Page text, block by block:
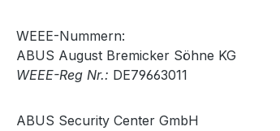
WEEE-Nummern:
ABUS August Bremicker Söhne KG
WEEE-Reg Nr.: DE79663011
ABUS Security Center GmbH